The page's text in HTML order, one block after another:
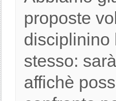
proposte
disciplinino
stesso:
affichè